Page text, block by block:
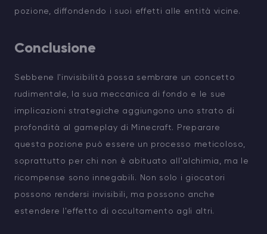
pozione, diffondendo i suoi effetti alle entità vicine.
Conclusione
Sebbene l'invisibilità possa sembrare un concetto
rudimentale, la sua meccanica di fondo e le sue
implicazioni strategiche aggiungono uno strato di
profondità al gameplay di Minecraft. Preparare
questa pozione può essere un processo meticoloso,
soprattutto per chi non è abituato all'alchimia, ma le
ricompense sono innegabili. Non solo i giocatori
possono rendersi invisibili, ma possono anche
estendere l'effetto di occultamento agli altri.